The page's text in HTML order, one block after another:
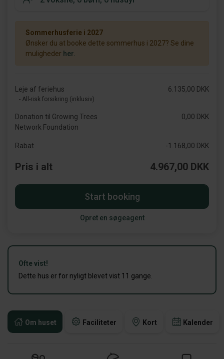
Om huset Faciliteter Kort Kalender
Sommerhusferie i 2027
Ønsker du at booke dette sommerhus i 2027? Se dine
muligheder her.
Leje af feriehus
- All-risk forsikring (inklusiv)
6.135,00 DKK
Donation til Growing Trees
Network Foundation
0,00 DKK
Rabat -1.168,00 DKK
Pris i alt 4.967,00 DKK
Start booking
Opret en søgeagent
Ofte vist!
Dette hus er for nyligt blevet vist 11 gange.